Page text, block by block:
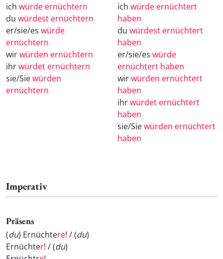
ich würde ernüchtern
du würdest ernüchtern
er/sie/es würde
ernüchtern
wirwürden ernüchtern
ihrwürdet ernüchtern
sie/Siewürden
ernüchtern
ich würde ernüchtert
haben
du würdest ernüchtert
haben
er/sie/es würde
ernüchtert haben
wirwürden ernüchtert
haben
ihrwürdet ernüchtert
haben
sie/Siewürden ernüchtert
haben
Imperativ
Präsens
(du) Ernüchtere! / (du)
Ernüchter! / (du)